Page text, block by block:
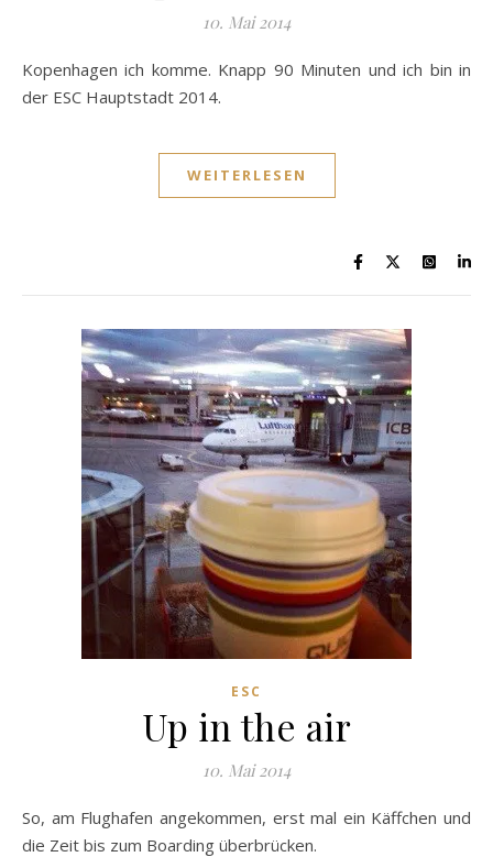
10. Mai 2014
Kopenhagen ich komme. Knapp 90 Minuten und ich bin in
der ESC Hauptstadt 2014.
WEITERLESEN
ESC
Up in the air
10. Mai 2014
So, am Flughafen angekommen, erst mal ein Käffchen und
die Zeit bis zum Boarding überbrücken.